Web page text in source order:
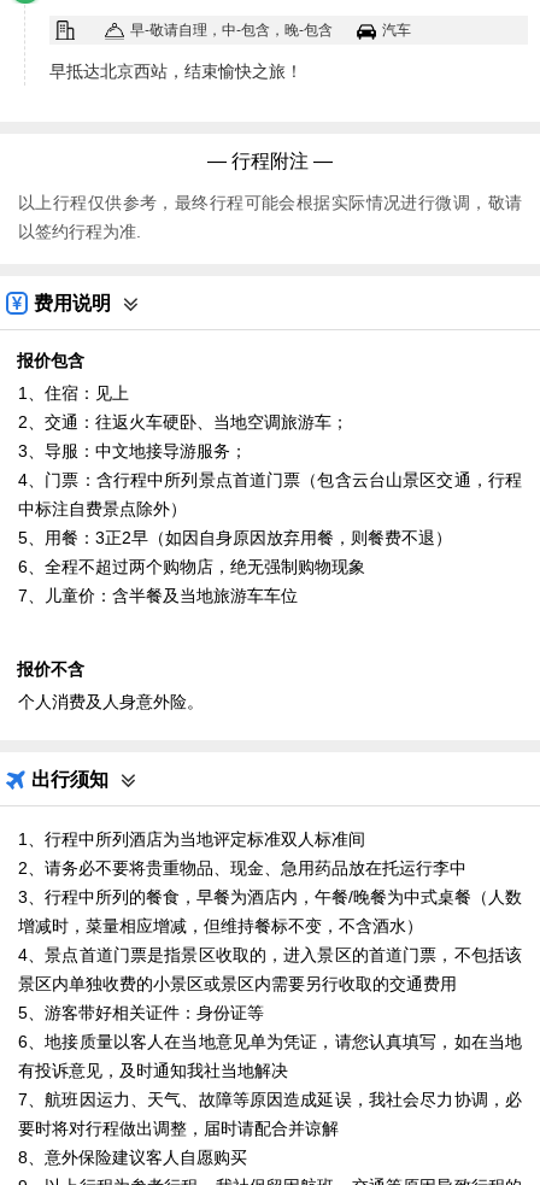
早-敬请自理，中-包含，晚-包含 汽车
早抵达北京西站，结束愉快之旅！
— 行程附注 —
以上行程仅供参考，最终行程可能会根据实际情况进行微调，敬请
以签约行程为准.
费用说明
报价包含
1、住宿：见上
2、交通：往返火车硬卧、当地空调旅游车；
3、导服：中文地接导游服务；
4、门票：含行程中所列景点首道门票（包含云台山景区交通，行程
中标注自费景点除外）
5、用餐：3正2早（如因自身原因放弃用餐，则餐费不退）
6、全程不超过两个购物店，绝无强制购物现象
7、儿童价：含半餐及当地旅游车车位
报价不含
个人消费及人身意外险。
出行须知
1、行程中所列酒店为当地评定标准双人标准间
2、请务必不要将贵重物品、现金、急用药品放在托运行李中
3、行程中所列的餐食，早餐为酒店内，午餐/晚餐为中式桌餐（人数
增减时，菜量相应增减，但维持餐标不变，不含酒水）
4、景点首道门票是指景区收取的，进入景区的首道门票，不包括该
景区内单独收费的小景区或景区内需要另行收取的交通费用
5、游客带好相关证件：身份证等
6、地接质量以客人在当地意见单为凭证，请您认真填写，如在当地
有投诉意见，及时通知我社当地解决
7、航班因运力、天气、故障等原因造成延误，我社会尽力协调，必
要时将对行程做出调整，届时请配合并谅解
8、意外保险建议客人自愿购买